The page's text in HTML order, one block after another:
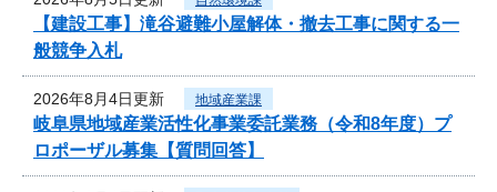
【建設工事】滝谷避難小屋解体・撤去工事に関する一
般競争入札
2026年8月4日更新 地域産業課
岐阜県地域産業活性化事業委託業務（令和8年度）プ
ロポーザル募集【質問回答】